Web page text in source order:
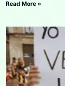
Read More »